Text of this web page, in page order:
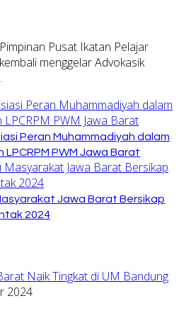
Pusat Ikatan Pelajar
menggelar Advokasik
Peran Muhammadiyah dalam
LPCRPM PWM Jawa Barat
Jawa Barat Bersikap
2024
2024